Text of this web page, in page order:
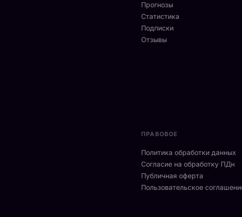
Прогнозы
Статистика
Подписки
Отзывы
ПРАВОВОЕ
Политика обработки данных
Согласие на обработку ПДн
Публичная оферта
Пользовательское